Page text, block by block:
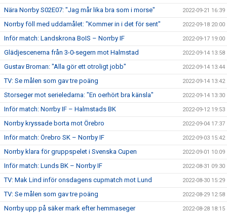
Nära Norrby S02E07: "Jag mår lika bra som i morse" 2022-09-21 16:39
Norrby föll med uddamålet: "Kommer in i det för sent" 2022-09-18 20:00
Inför match: Landskrona BoIS – Norrby IF 2022-09-17 19:00
Glädjescenerna från 3-0-segern mot Halmstad 2022-09-14 13:58
Gustav Broman: "Alla gör ett otroligt jobb" 2022-09-14 13:44
TV: Se målen som gav tre poäng 2022-09-14 13:42
Storseger mot serieledarna: "En oerhört bra känsla" 2022-09-14 13:30
Inför match: Norrby IF – Halmstads BK 2022-09-12 19:53
Norrby kryssade borta mot Örebro 2022-09-04 17:37
Inför match: Örebro SK – Norrby IF 2022-09-03 15:42
Norrby klara för gruppspelet i Svenska Cupen 2022-09-01 10:09
Inför match: Lunds BK – Norrby IF 2022-08-31 09:30
TV: Mak Lind inför onsdagens cupmatch mot Lund 2022-08-30 15:29
TV: Se målen som gav tre poäng 2022-08-29 12:58
Norrby upp på säker mark efter hemmaseger 2022-08-28 18:15